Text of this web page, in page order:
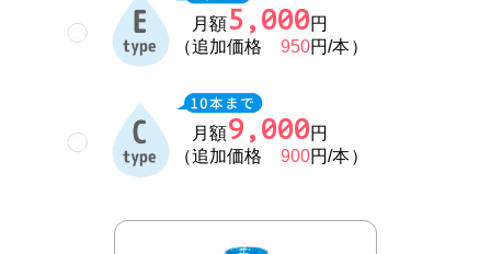
月額5,000円
（追加価格 950円/本）
月額9,000円
（追加価格 900円/本）